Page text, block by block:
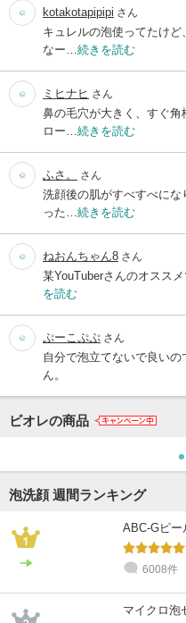
kotakotapipipi さん
キュレルの泡使ってたけ
なー… 続きを読む
ミヒナヒ さん
鼻の毛穴が大きく、すぐ
ロー… 続きを読む
ふさ。 さん
洗顔後の肌がすべすべに
った… 続きを読む
ねおんちゃん8 さん
某YouTuberさんのオスス
を読む
ぷーこぷぷ さん
自分で泡立てないで良い
ん。
ビオレの商品
泡洗顔 週間ランキング
ABC-Gピー
6008件
マイクロ泡